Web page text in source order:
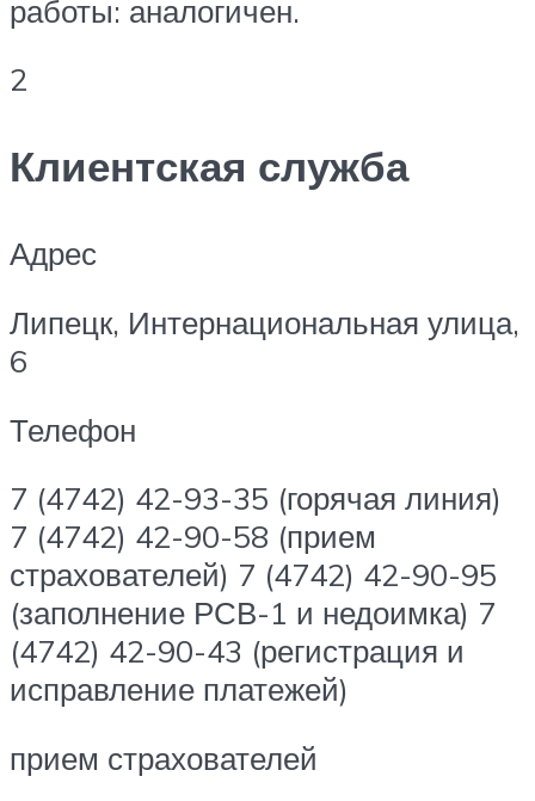
работы: аналогичен.
2
Клиентская служба
Адрес
Липецк, Интернациональная улица,
6
Телефон
7 (4742) 42-93-35 (горячая линия)
7 (4742) 42-90-58 (прием
страхователей) 7 (4742) 42-90-95
(заполнение РСВ-1 и недоимка) 7
(4742) 42-90-43 (регистрация и
исправление платежей)
прием страхователей